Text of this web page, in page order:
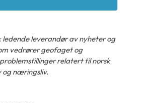
ledende leverandør av nyheter og
vedrører geofaget og
relatert til norsk
og næringsliv.